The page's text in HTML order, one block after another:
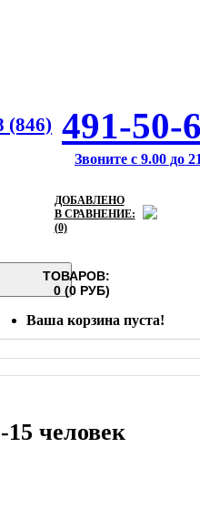
(846) 491-50-
Звоните с 9.00 до
ДОБАВЛЕНО
В СРАВНЕНИЕ:
(0)
ТОВАРОВ:
0 (0 РУБ)
Ваша корзина пуста!
человек